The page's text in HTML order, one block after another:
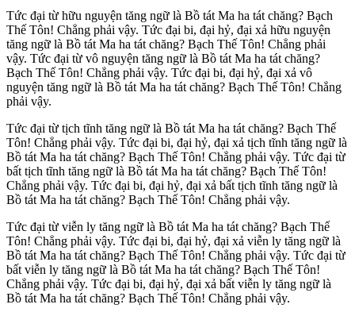
Tức đại từ hữu nguyện tăng ngữ là Bồ tát Ma ha tát chăng? Bạch
Thế Tôn! Chẳng phải vậy. Tức đại bi, đại hỷ, đại xả hữu nguyện
tăng ngữ là Bồ tát Ma ha tát chăng? Bạch Thế Tôn! Chẳng phải
vậy. Tức đại từ vô nguyện tăng ngữ là Bồ tát Ma ha tát chăng?
Bạch Thế Tôn! Chẳng phải vậy. Tức đại bi, đại hỷ, đại xả vô
nguyện tăng ngữ là Bồ tát Ma ha tát chăng? Bạch Thế Tôn! Chẳng
phải vậy.
Tức đại từ tịch tĩnh tăng ngữ là Bồ tát Ma ha tát chăng? Bạch Thế
Tôn! Chẳng phải vậy. Tức đại bi, đại hỷ, đại xả tịch tĩnh tăng ngữ là
Bồ tát Ma ha tát chăng? Bạch Thế Tôn! Chẳng phải vậy. Tức đại từ
bất tịch tĩnh tăng ngữ là Bồ tát Ma ha tát chăng? Bạch Thế Tôn!
Chẳng phải vậy. Tức đại bi, đại hỷ, đại xả bất tịch tĩnh tăng ngữ là
Bồ tát Ma ha tát chăng? Bạch Thế Tôn! Chẳng phải vậy.
Tức đại từ viễn ly tăng ngữ là Bồ tát Ma ha tát chăng? Bạch Thế
Tôn! Chẳng phải vậy. Tức đại bi, đại hỷ, đại xả viễn ly tăng ngữ là
Bồ tát Ma ha tát chăng? Bạch Thế Tôn! Chẳng phải vậy. Tức đại từ
bất viễn ly tăng ngữ là Bồ tát Ma ha tát chăng? Bạch Thế Tôn!
Chẳng phải vậy. Tức đại bi, đại hỷ, đại xả bất viễn ly tăng ngữ là
Bồ tát Ma ha tát chăng? Bạch Thế Tôn! Chẳng phải vậy.